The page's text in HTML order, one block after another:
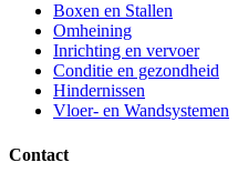
Boxen en Stallen
Omheining
Inrichting en vervoer
Conditie en gezondheid
Hindernissen
Vloer- en Wandsystemen
Contact